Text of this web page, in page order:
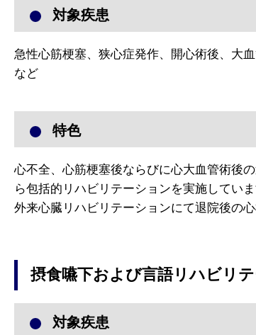
対象疾患
急性心筋梗塞、狭心症発作、開心術後、大
など
特色
心不全、心筋梗塞後ならびに心大血管術後
ら包括的リハビリテーションを実施してい
外来心臓リハビリテーションにて退院後の
摂食嚥下および言語リハビリ
対象疾患